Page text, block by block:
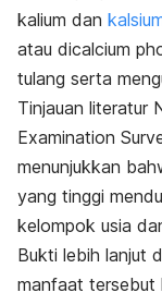
kalium dan
atau dicalcium
tulang serta
Tinjauan literatur
Examination
menunjukkan
yang tinggi
kelompok usia
Bukti lebih lanjut
manfaat tersebut